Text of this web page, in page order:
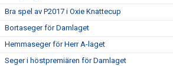
Bra spel av P2017 i Oxie Knattecup
Bortaseger för Damlaget
Hemmaseger för Herr A-laget
Seger i höstpremiären för Damlaget